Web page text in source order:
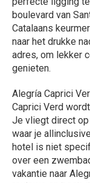
boulevard van
Catalaans
naar het drukke
adres, om lekker
genieten.
Alegría Caprici
Caprici Verd
Je vliegt direct op
waar je
hotel is niet
over een
vakantie naar